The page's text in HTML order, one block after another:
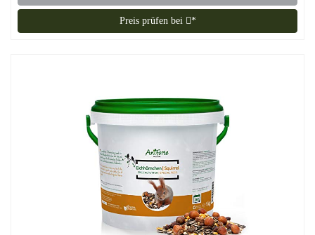
Preis prüfen bei *